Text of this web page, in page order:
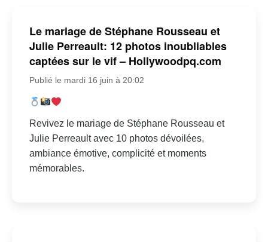
Le mariage de Stéphane Rousseau et
Julie Perreault: 12 photos inoubliables
captées sur le vif – Hollywoodpq.com
Publié le mardi 16 juin à 20:02
Revivez le mariage de Stéphane Rousseau et
Julie Perreault avec 10 photos dévoilées,
ambiance émotive, complicité et moments
mémorables.